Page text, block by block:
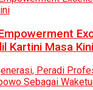
Kartini Masa Kini